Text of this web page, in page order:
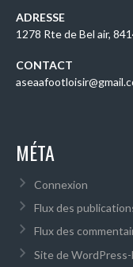
ADRESSE
1278 Rte de Bel air,
CONTACT
MÉTA
Connexion
Flux des
Flux des
Site de WordPress-